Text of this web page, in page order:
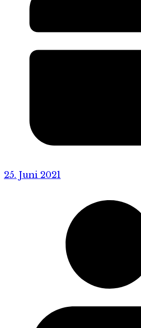
25. Juni 2021